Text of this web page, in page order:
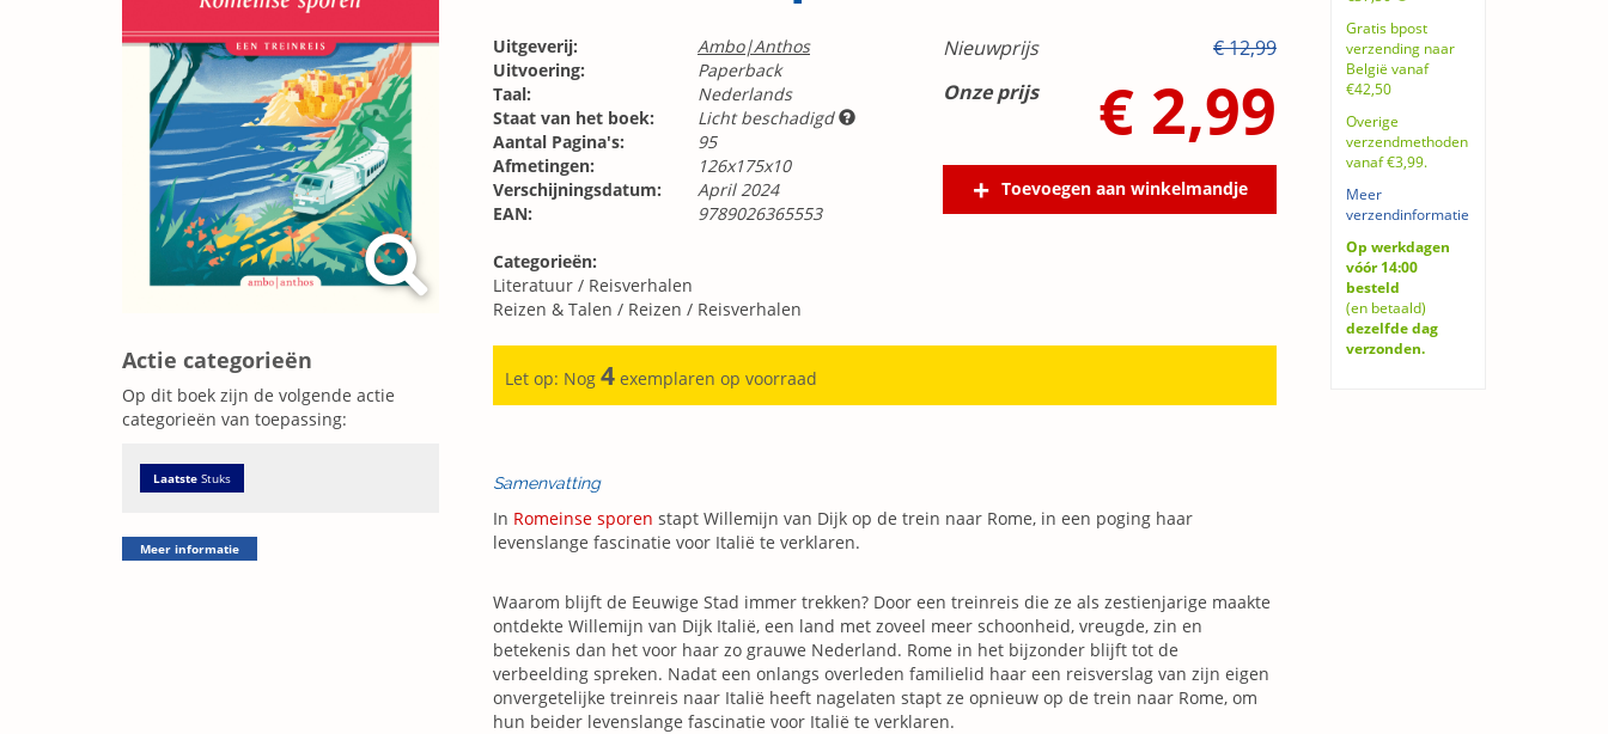
Actie categorieën
Op dit boek zijn de volgende actie
categorieën van toepassing:
Laatste Stuks
Meer informatie
Gratis bpost
verzending naar
België vanaf
€42,50
Overige
verzendmethoden
vanaf €3,99.
Meer
verzendinformatie
Op werkdagen
vóór 14:00
besteld
(en betaald)
dezelfde dag
verzonden.
Uitgeverij:
Ambo|Anthos
Uitvoering:
Paperback
Taal:
Nederlands
Staat van het boek:
Licht beschadigd
Aantal Pagina's:
95
Afmetingen:
126x175x10
Verschijningsdatum:
April 2024
EAN:
9789026365553
Nieuwprijs
€ 12,99
Onze prijs
€ 2,99
Toevoegen aan winkelmandje
Categorieën:
Literatuur / Reisverhalen
Reizen & Talen / Reizen / Reisverhalen
Let op: Nog 4 exemplaren op voorraad
Samenvatting
In Romeinse sporen stapt Willemijn van Dijk op de trein naar Rome, in een poging haar
levenslange fascinatie voor Italië te verklaren.
Waarom blijft de Eeuwige Stad immer trekken? Door een treinreis die ze als zestienjarige maakte
ontdekte Willemijn van Dijk Italië, een land met zoveel meer schoonheid, vreugde, zin en
betekenis dan het voor haar zo grauwe Nederland. Rome in het bijzonder blijft tot de
verbeelding spreken. Nadat een onlangs overleden familielid haar een reisverslag van zijn eigen
onvergetelijke treinreis naar Italië heeft nagelaten stapt ze opnieuw op de trein naar Rome, om
hun beider levenslange fascinatie voor Italië te verklaren.